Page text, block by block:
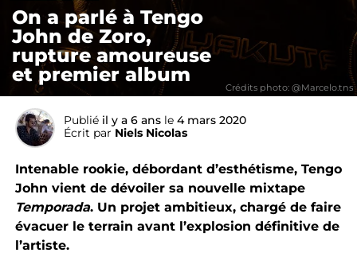
On a parlé à Tengo
John de Zoro,
rupture amoureuse
et premier album
Crédits photo: @Marcelo.tns
Publié il y a 6 ans le 4 mars 2020
Écrit par Niels Nicolas
Intenable rookie, débordant d’esthétisme, Tengo
John vient de dévoiler sa nouvelle mixtape
Temporada. Un projet ambitieux, chargé de faire
évacuer le terrain avant l’explosion définitive de
l’artiste.